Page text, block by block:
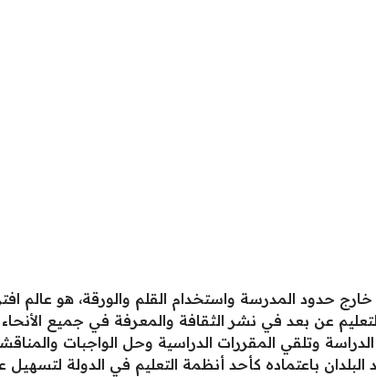
حدود المدرسة واستخدام القلم والورقة، هو عالم
التعليم عن بعد في نشر الثقافة والمعرفة في جميع
وتلقي المقررات الدراسية وحل الواجبات
باعتماده كأحد أنظمة التعليم في الدولة